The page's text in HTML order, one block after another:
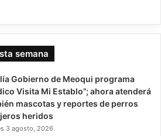
semana
Gobierno de Meoqui programa
Visita Mi Establo”; ahora atenderá
mascotas y reportes de perros
heridos
3 agosto, 2026